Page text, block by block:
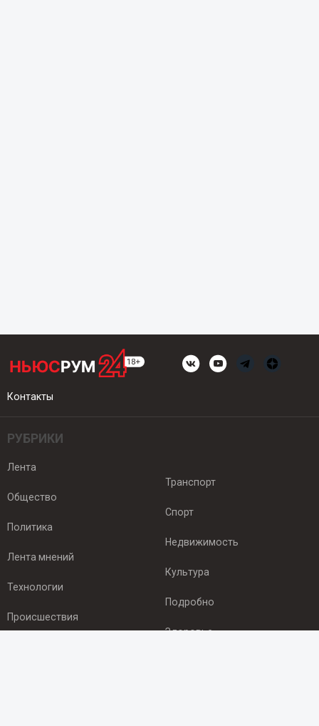
Контакты
РУБРИКИ
Лента
Общество
Политика
Лента мнений
Технологии
Происшествия
Транспорт
Спорт
Недвижимость
Культура
Подробно
Здоровье